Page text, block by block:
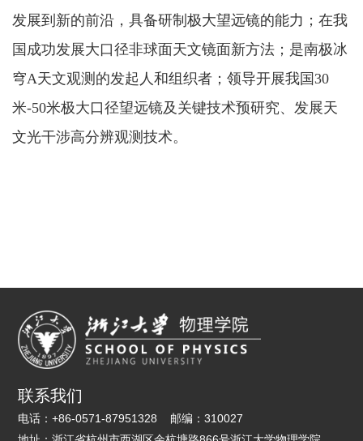
发展到新的前沿，具备研制极大望远镜的能力； 在我
国成功发展大口径非球面天文镜面新方法 ；是南极冰
穹A天文观测的发起人和组织者； 领导开展我国30
米-50米极大口径望远镜及关键技术预研究、发展天
文光干涉高分辨观测技术。
联系我们
电话：+86-0571-87951328 邮编：310027